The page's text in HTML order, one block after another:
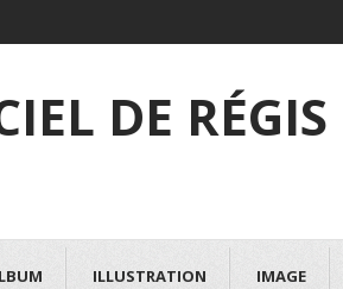
DE RÉGIS
ILLUSTRATION IMAGE